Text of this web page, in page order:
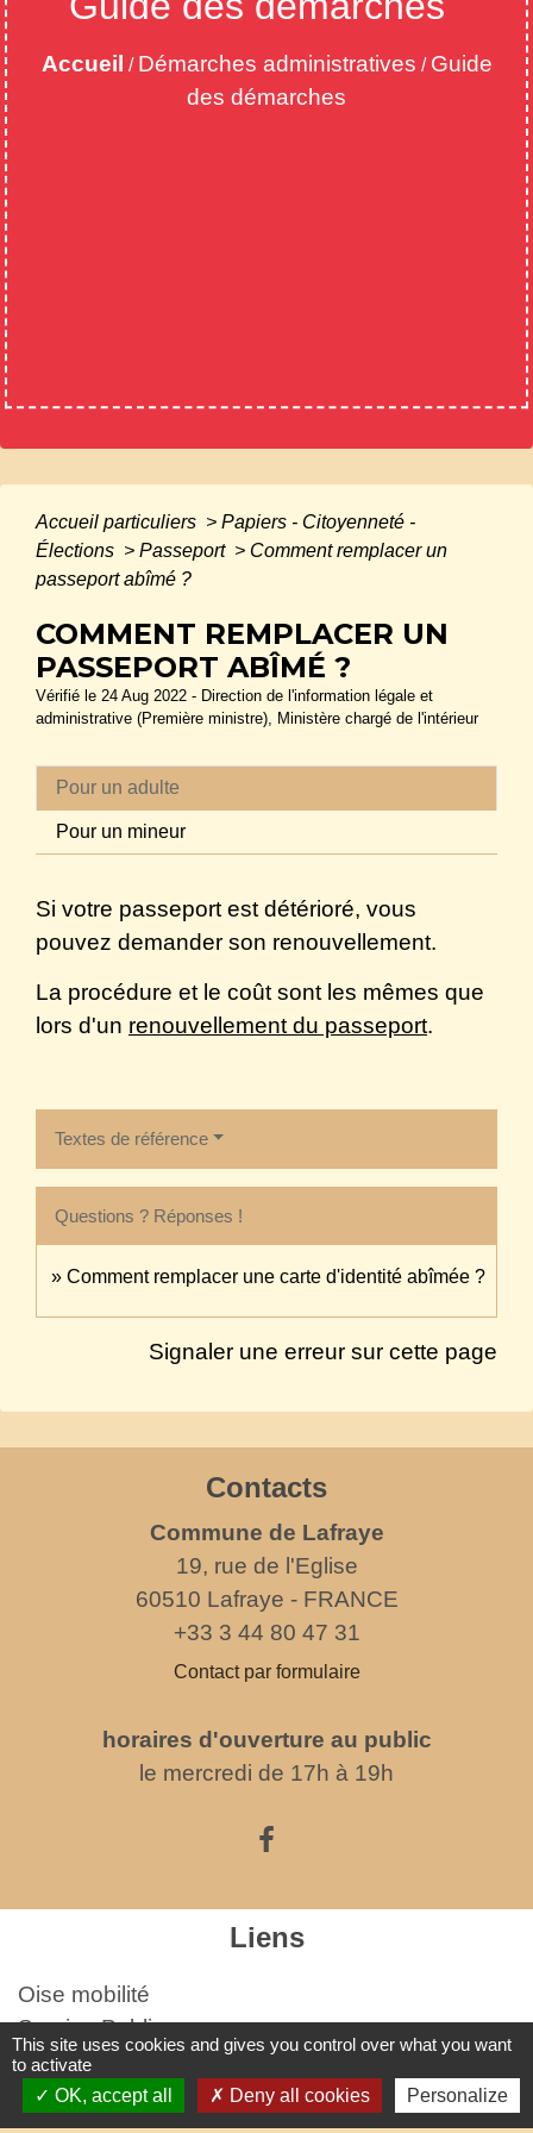
Accueil / Démarches administratives / Guide
des démarches
Accueil particuliers > Papiers - Citoyenneté -
Élections > Passeport > Comment remplacer un
passeport abîmé ?
COMMENT REMPLACER UN
PASSEPORT ABÎMÉ ?
Vérifié le 24 Aug 2022 - Direction de l'information légale et
administrative (Première ministre), Ministère chargé de l'intérieur
Pour un adulte
Pour un mineur
Si votre passeport est détérioré, vous
pouvez demander son renouvellement.
La procédure et le coût sont les mêmes que
lors d'un renouvellement du passeport.
Textes de référence
Questions ? Réponses !
Comment remplacer une carte d'identité abîmée ?
Signaler une erreur sur cette page
Contacts
Commune de Lafraye
19, rue de l'Eglise
60510 Lafraye - FRANCE
+33 3 44 80 47 31
Contact par formulaire
horaires d'ouverture au public
le mercredi de 17h à 19h
Liens
Oise mobilité
Service Public
Agence nationale des titres sécurisés
Partenaires institutionnels
This site uses cookies and gives you control over what you want
to activate
OK, accept all
Deny all cookies Personalize